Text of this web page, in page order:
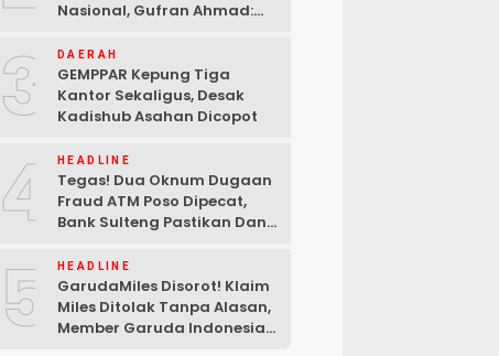
Nasional, Gufran Ahmad:
3 DAERAH
GEMPPAR Kepung Tiga
Kantor Sekaligus, Desak
Kadishub Asahan Dicopot
4 HEADLINE
Tegas! Dua Oknum Dugaan
Fraud ATM Poso Dipecat,
Bank Sulteng Pastikan Dana
5 HEADLINE
GarudaMiles Disorot! Klaim
Miles Ditolak Tanpa Alasan,
Member Garuda Indonesia